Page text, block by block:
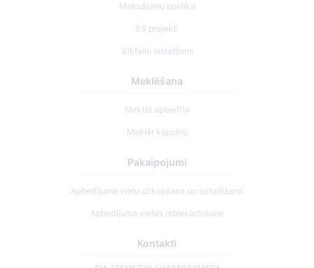
Maksājumu politika
ES projekti
Sīkfailu iestatījumi
Meklēšana
Meklēt apbedīto
Meklēt kapsētu
Pakalpojumi
Apbedījuma vietu uzkopšana un uzturēšana
Apbedījuma vietas labiekārtošana
Kontakti